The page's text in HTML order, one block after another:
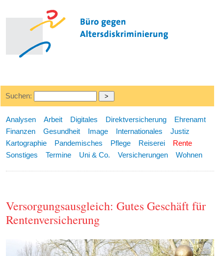
Suchen:
Analysen Arbeit Digitales Direktversicherung
Ehrenamt
Finanzen
Gesundheit Image Internationales
Justiz
Kartographie
Pandemisches Pflege Reiserei
Rente
Sonstiges
Termine Uni & Co. Versicherungen Wohnen
Versorgungsausgleich: Gutes Geschäft für
Rentenversicherung